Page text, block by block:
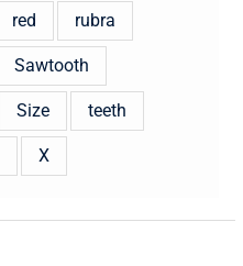
red rubra
Sawtooth
Size teeth
X